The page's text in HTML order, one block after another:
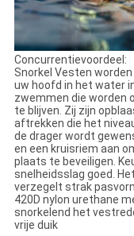
Concurrentievoordeel:
Snorkel Vesten
uw hoofd in het water
zwemmen die worden
te blijven. Zij zijn
aftrekken die het
de drager wordt
en een kruisriem aan
plaats te beveiligen.
snelheidsslag goed.
verzegelt strak
420D nylon urethane
snorkelend het
vrije duik